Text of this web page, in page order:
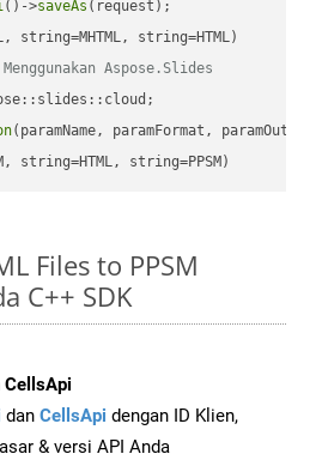
()->saveAs (request);
Aspose.Slides
(paramName, paramFormat,
string=HTML, string=PPSM)
Files to PPSM
C++ SDK
CellsApi
dan CellsApi dengan ID Klien,
& versi API Anda